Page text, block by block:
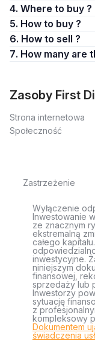
4. Where to buy ?
5. How to buy ?
6. How to sell ?
7. How
Zasoby First
Strona internetowa
Społeczność
Zastrzeżenie
Wyłączenie
Inwestowanie
ze znacznym
ekstremalną
całego
inwestycyjne.
niniejszym
finansowej,
sprzedaży lub
Inwestorzy
sytuację
z
kompleksowy
Dokumentem
świadczenia